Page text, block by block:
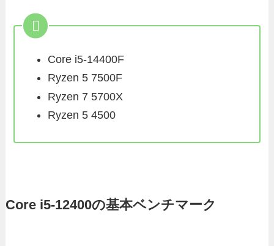
Core i5-14400F
Ryzen 5 7500F
Ryzen 7 5700X
Ryzen 5 4500
Core i5-12400の基本ベンチマーク